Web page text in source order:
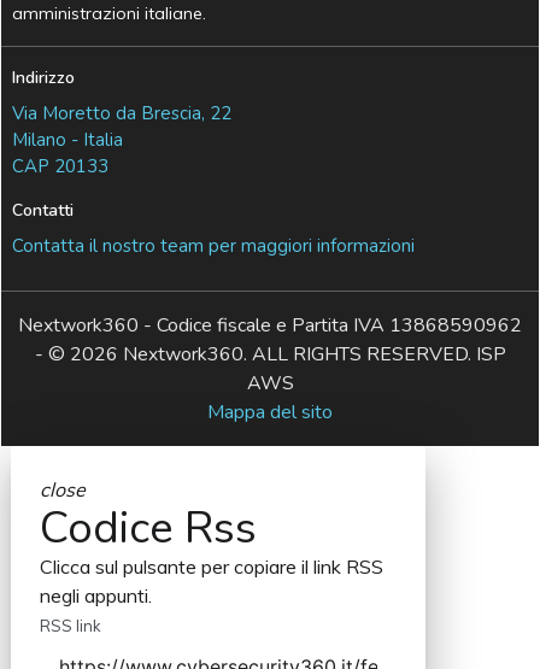
amministrazioni italiane.
Indirizzo
Via Moretto da Brescia, 22
Milano - Italia
CAP 20133
Contatti
Contatta il nostro team per maggiori informazioni
Nextwork360 - Codice fiscale e Partita IVA 13868590962
- © 2026 Nextwork360. ALL RIGHTS RESERVED. ISP
AWS
Mappa del sito
close
Codice Rss
Clicca sul pulsante per copiare il link RSS
negli appunti.
RSS link